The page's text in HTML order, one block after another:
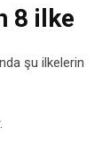
8 ilke
şu ilkelerin